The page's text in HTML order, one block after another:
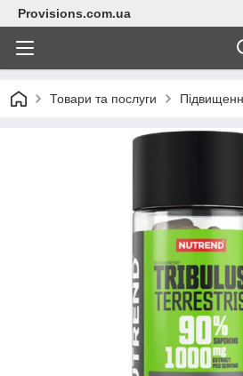
Provisions.com.ua
Товари та послуги